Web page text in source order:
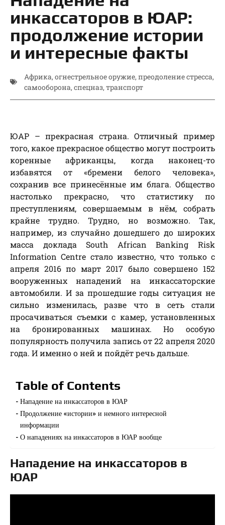
инкассаторов в ЮАР:
продолжение истории
и интересные факты
Африка, огнестрельное оружие, преодоление стресса,
самооборона, спецназ, транспорт
ЮАР – прекрасная страна. Отличный пример
того, какое прекрасное общество могут построить
коренные африканцы, когда наконец-то
избавятся от «бремени белого человека»,
сохранив все принесённые им блага. Общество
настолько прекрасно, что статистику по
преступлениям, совершаемым в нём, собрать
крайне трудно. Трудно, но возможно. Так,
например, из случайно дошедшего до широких
масса доклада South African Banking Risk
Information Centre стало известно, что только с
апреля 2016 по март 2017 было совершено 152
вооруженных нападений на инкассаторские
автомобили. И за прошедшие годы ситуация не
сильно изменилась, разве что в сеть стали
просачиваться съемки с камер, установленных
на бронированных машинах. Но особую
популярность получила запись от 22 апреля 2020
года. И именно о ней и пойдёт речь дальше.
Table of Contents
Нападение на инкассаторов в ЮАР
Продолжение «истории» и немного интересной
информации
О нападениях на инкассаторов в ЮАР вообще
Нападение на инкассаторов в
ЮАР